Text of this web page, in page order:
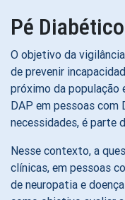
Pé
O objetivo da
de prevenir
próximo da população
DAP em pessoas com
necessidades, é parte
Nesse contexto, a
clínicas, em pessoas
de neuropatia e